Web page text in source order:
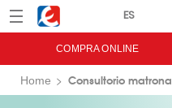
Menú Eroski
COMPRA ONLINE
Home Consultorio matrona